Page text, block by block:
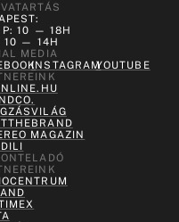
10 — 18H
10 — 14H
MEDIA
INSTAGRAMYOUTUBE
MAGAZIN